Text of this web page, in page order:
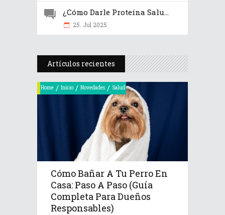
¿Cómo Darle Proteína Salu...
25. Jul 2025
Artículos recientes
Home / Inicio / Novedades / Salud
Cómo Bañar A Tu Perro En
Casa: Paso A Paso (Guía
Completa Para Dueños
Responsables)